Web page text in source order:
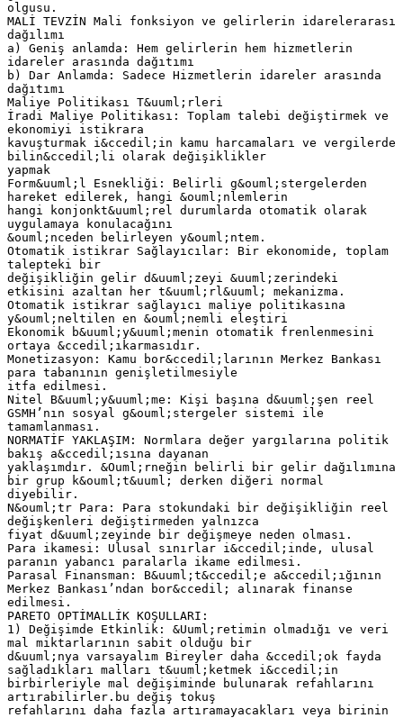
olgusu.
MALİ TEVZİN Mali fonksiyon ve gelirlerin idarelerarası
dağılımı
a) Geniş anlamda: Hem gelirlerin hem hizmetlerin
idareler arasında dağıtımı
b) Dar Anlamda: Sadece Hizmetlerin idareler arasında
dağıtımı
Maliye Politikası T&uuml;rleri
İradi Maliye Politikası: Toplam talebi değiştirmek ve
ekonomiyi istikrara
kavuşturmak i&ccedil;in kamu harcamaları ve vergilerde
bilin&ccedil;li olarak değişiklikler
yapmak
Form&uuml;l Esnekliği: Belirli g&ouml;stergelerden
hareket edilerek, hangi &ouml;nlemlerin
hangi konjonkt&uuml;rel durumlarda otomatik olarak
uygulamaya konulacağını
&ouml;nceden belirleyen y&ouml;ntem.
Otomatik istikrar Sağlayıcılar: Bir ekonomide, toplam
talepteki bir
değişikliğin gelir d&uuml;zeyi &uuml;zerindeki
etkisini azaltan her t&uuml;rl&uuml; mekanizma.
Otomatik istikrar sağlayıcı maliye politikasına
y&ouml;neltilen en &ouml;nemli eleştiri
Ekonomik b&uuml;y&uuml;menin otomatik frenlenmesini
ortaya &ccedil;ıkarmasıdır.
Monetizasyon: Kamu bor&ccedil;larının Merkez Bankası
para tabanının genişletilmesiyle
itfa edilmesi.
Nitel B&uuml;y&uuml;me: Kişi başına d&uuml;şen reel
GSMH’nın sosyal g&ouml;stergeler sistemi ile
tamamlanması.
NORMATİF YAKLAŞIM: Normlara değer yargılarına politik
bakış a&ccedil;ısına dayanan
yaklaşımdır. &Ouml;rneğin belirli bir gelir dağılımına
bir grup k&ouml;t&uuml; derken diğeri normal
diyebilir.
N&ouml;tr Para: Para stokundaki bir değişikliğin reel
değişkenleri değiştirmeden yalnızca
fiyat d&uuml;zeyinde bir değişmeye neden olması.
Para ikamesi: Ulusal sınırlar i&ccedil;inde, ulusal
paranın yabancı paralarla ikame edilmesi.
Parasal Finansman: B&uuml;t&ccedil;e a&ccedil;ığının
Merkez Bankası’ndan bor&ccedil; alınarak finanse
edilmesi.
PARETO OPTİMALLİK KOŞULLARI:
1) Değişimde Etkinlik: &Uuml;retimin olmadığı ve veri
mal miktarlarının sabit olduğu bir
d&uuml;nya varsayalım Bireyler daha &ccedil;ok fayda
sağladıkları malları t&uuml;ketmek i&ccedil;in
birbirleriyle mal değişiminde bulunarak refahlarını
artırabilirler.bu değiş tokuş
refahlarını daha fazla artıramayacakları veya birinin